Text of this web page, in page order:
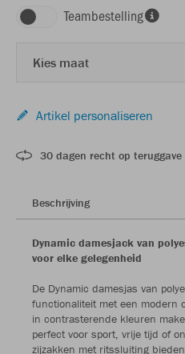
Teambestelling
Kies maat
Artikel personaliseren
30 dagen recht op teruggave
Beschrijving
Dynamic damesjack van
voor elke gelegenheid
De Dynamic damesjas van
functionaliteit met een modern
in contrasterende kleuren
perfect voor sport, vrije tijd of
zijzakken met ritssluiting